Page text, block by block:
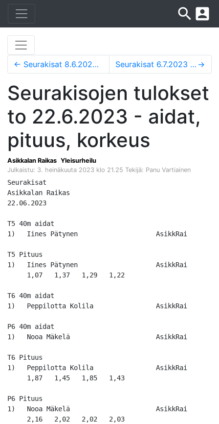
search account_box
← Seurakisat 8.6.2023 tulokset Seurakisat 6.7.2023 tulokset: 200m-400m, rengas tai kuula →
Seurakisojen tulokset
to 22.6.2023 - aidat,
pituus, korkeus
Asikkalan Raikas Yleisurheilu
Julkaistu: 3. heinäkuuta 2023 klo 21.25 Tekijä: Panu Vartiainen
Seurakisat
Asikkalan Raikas
22.06.2023
T5 40m aidat
1)   Iines Pätynen
T5 Pituus
1)   Iines Pätynen
     1,07   1,37   1,29   1,22
T6 40m aidat
1)   Peppilotta Kolila
P6 40m aidat
1)   Nooa Mäkelä
T6 Pituus
1)   Peppilotta Kolila
     1,87   1,45   1,85   1,43
P6 Pituus
1)   Nooa Mäkelä
     2,16   2,02   2,02   2,03